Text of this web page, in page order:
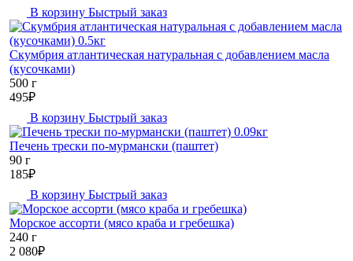
В корзину Быстрый заказ
Скумбрия атлантическая натуральная с добавлением масла
(кусочками)
500 г
495₽
В корзину Быстрый заказ
Печень трески по-мурмански (паштет)
90 г
185₽
В корзину Быстрый заказ
Морское ассорти (мясо краба и гребешка)
240 г
2 080₽